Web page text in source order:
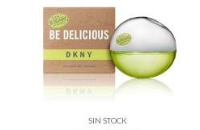
SIN STOCK